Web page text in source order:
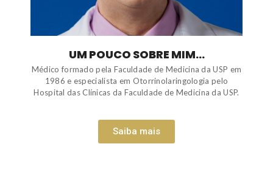
UM POUCO SOBRE MIM...
Médico formado pela Faculdade de Medicina da USP em
1986 e especialista em Otorrinolaringologia pelo
Hospital das Clínicas da Faculdade de Medicina da USP.
Saiba mais